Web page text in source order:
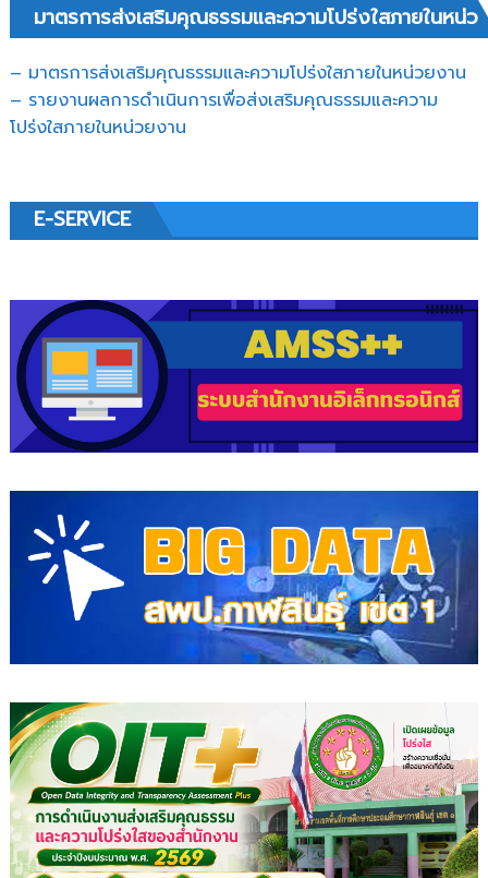
มาตรการส่งเสริมคุณธรรมและความโปร่งใสภายในหน่ว
– มาตรการส่งเสริมคุณธรรมและความโปร่งใสภายในหน่วยงาน
– รายงานผลการดำเนินการเพื่อส่งเสริมคุณธรรมและความ
โปร่งใสภายในหน่วยงาน
E-SERVICE